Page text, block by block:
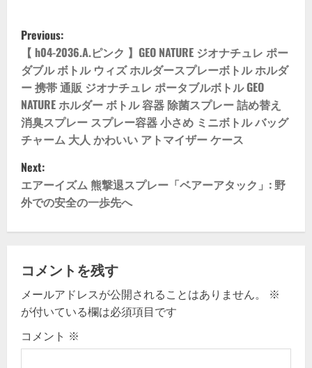
P
o
s
t
n
a
v
i
g
a
t
i
Previous:
【 h04-2036.A.ピンク 】GEO NATURE ジオナチュレ ポー
ダブル ボトル ウィズ ホルダースプレーボトル ホルダ
ー 携帯 通販 ジオナチュレ ポータブルボトル GEO
NATURE ホルダー ボトル 容器 除菌スプレー 詰め替え
消臭スプレー スプレー容器 小さめ ミニボトル バッグ
チャーム 大人 かわいい アトマイザー ケース
Next:
エアーイズム 熊撃退スプレー「ベアーアタック」: 野
外での安全の一歩先へ
コメントを残す
メールアドレスが公開されることはありません。
※
が付いている欄は必須項目です
コメント ※